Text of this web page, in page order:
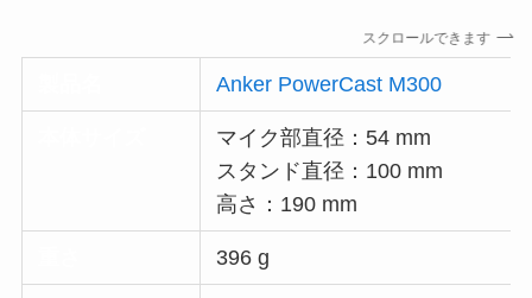
スクロールできます
Anker PowerCast M300
マイク部直径：54 mm
スタンド直径：100 mm
高さ：190 mm
396 g